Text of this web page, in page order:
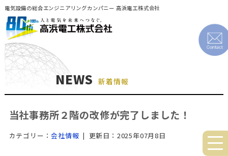
電気設備の総合エンジニアリングカンパニー 高浜電工株式会社
NEWS 新着情報
当社事務所２階の改修が完了しました！
カテゴリー：会社情報 | 更新日：2025年07月8日